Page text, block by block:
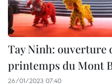
Tay Ninh: ouverture
printemps du Mont
26/01/2023 07:40